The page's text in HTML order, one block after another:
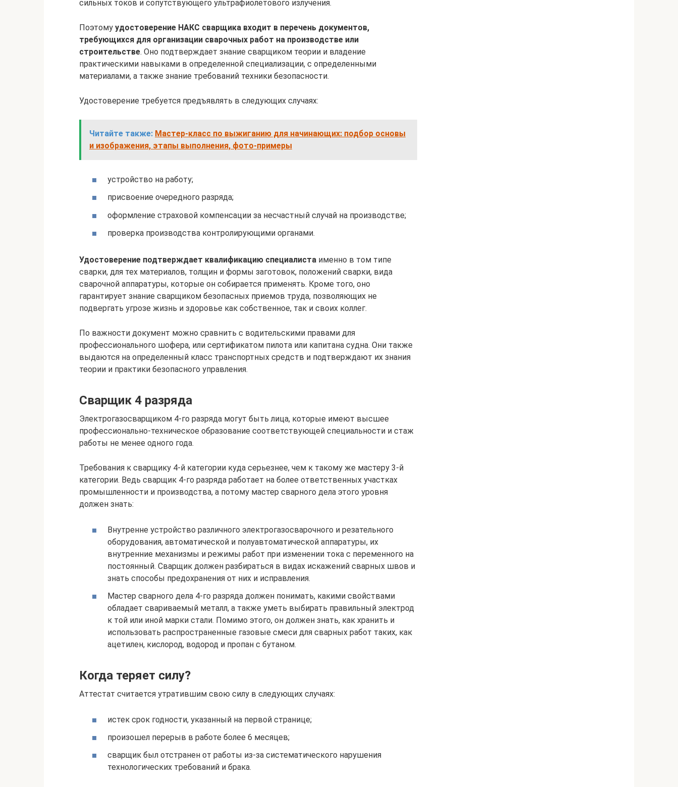
сильных токов и сопутствующего ультрафиолетового излучения.
Поэтому удостоверение НАКС сварщика входит в перечень документов,
требующихся для организации сварочных работ на производстве или
строительстве. Оно подтверждает знание сварщиком теории и владение
практическими навыками в определенной специализации, с определенными
материалами, а также знание требований техники безопасности.
Удостоверение требуется предъявлять в следующих случаях:
Читайте также: Мастер-класс по выжиганию для начинающих: подбор основы
и изображения, этапы выполнения, фото-примеры
устройство на работу;
присвоение очередного разряда;
оформление страховой компенсации за несчастный случай на производстве;
проверка производства контролирующими органами.
Удостоверение подтверждает квалификацию специалиста именно в том типе
сварки, для тех материалов, толщин и формы заготовок, положений сварки, вида
сварочной аппаратуры, которые он собирается применять. Кроме того, оно
гарантирует знание сварщиком безопасных приемов труда, позволяющих не
подвергать угрозе жизнь и здоровье как собственное, так и своих коллег.
По важности документ можно сравнить с водительскими правами для
профессионального шофера, или сертификатом пилота или капитана судна. Они также
выдаются на определенный класс транспортных средств и подтверждают их знания
теории и практики безопасного управления.
Сварщик 4 разряда
Электрогазосварщиком 4-го разряда могут быть лица, которые имеют высшее
профессионально-техническое образование соответствующей специальности и стаж
работы не менее одного года.
Требования к сварщику 4-й категории куда серьезнее, чем к такому же мастеру 3-й
категории. Ведь сварщик 4-го разряда работает на более ответственных участках
промышленности и производства, а потому мастер сварного дела этого уровня
должен знать:
Внутренне устройство различного электрогазосварочного и резательного
оборудования, автоматической и полуавтоматической аппаратуры, их
внутренние механизмы и режимы работ при изменении тока с переменного на
постоянный. Сварщик должен разбираться в видах искажений сварных швов и
знать способы предохранения от них и исправления.
Мастер сварного дела 4-го разряда должен понимать, какими свойствами
обладает свариваемый металл, а также уметь выбирать правильный электрод
к той или иной марки стали. Помимо этого, он должен знать, как хранить и
использовать распространенные газовые смеси для сварных работ таких, как
ацетилен, кислород, водород и пропан с бутаном.
Когда теряет силу?
Аттестат считается утратившим свою силу в следующих случаях:
истек срок годности, указанный на первой странице;
произошел перерыв в работе более 6 месяцев;
сварщик был отстранен от работы из-за систематического нарушения
технологических требований и брака.